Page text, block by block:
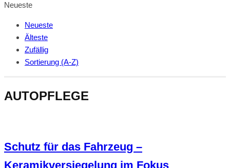
Neueste
Neueste
Älteste
Zufällig
Sortierung (A-Z)
AUTOPFLEGE
Schutz für das Fahrzeug –
Keramikversiegelung im Fokus